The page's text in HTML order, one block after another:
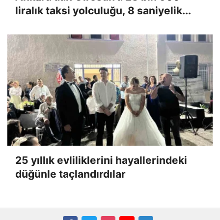
liralık taksi yolculuğu, 8 saniyelik...
25 yıllık evliliklerini hayallerindeki
düğünle taçlandırdılar